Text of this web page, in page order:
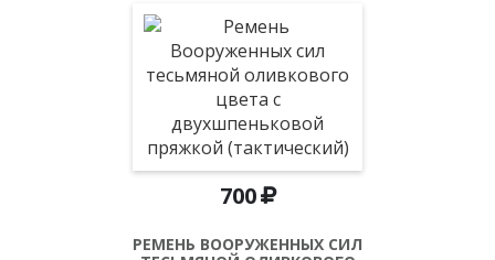
700
РЕМЕНЬ ВООРУЖЕННЫХ СИЛ